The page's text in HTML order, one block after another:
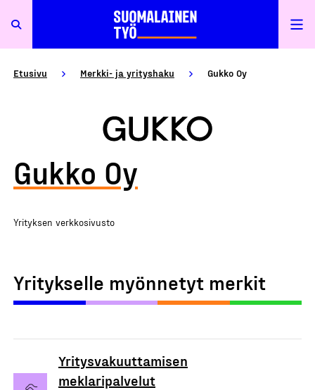
Etusivu Merkki- ja yrityshaku Gukko Oy
Gukko Oy
Yrityksen verkkosivusto
Yritykselle myönnetyt merkit
Yritysvakuuttamisen
meklaripalvelut